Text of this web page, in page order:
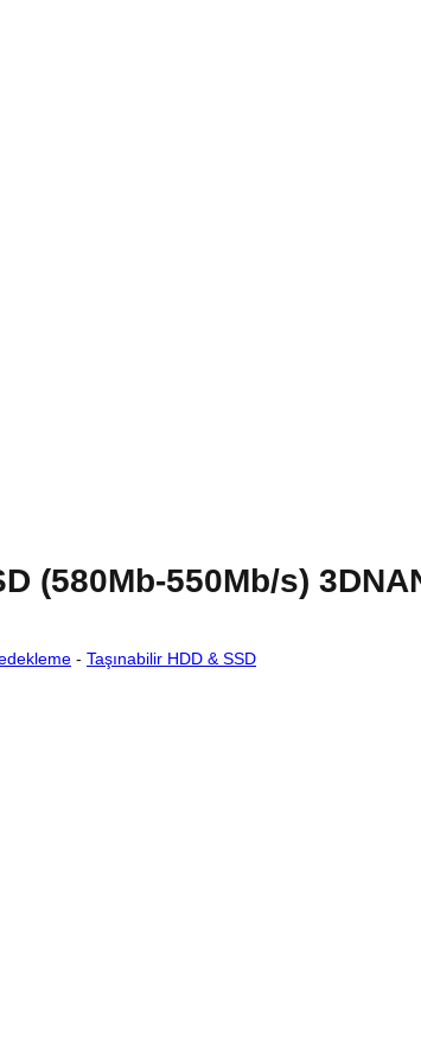
(580Mb-550Mb/s)
- Taşınabilir HDD & SSD